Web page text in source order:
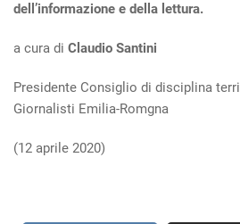
dell’informazione e della lettura.
a cura di Claudio Santini
Presidente Consiglio di disciplina
Giornalisti Emilia-Romgna
(12 aprile 2020)